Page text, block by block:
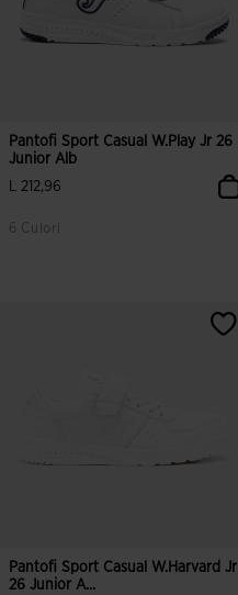
Pantofi Sport Casual W.Play Jr 26
Junior Alb
L 212,96
6 Culori
4,6 din 5 evaluări ale clienților
Pantofi Sport Casual W.Harvard Jr
26 Junior A...